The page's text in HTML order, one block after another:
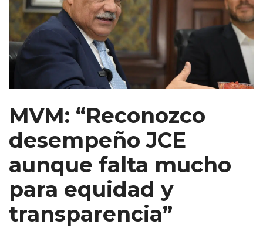
MVM: “Reconozco
desempeño JCE
aunque falta mucho
para equidad y
transparencia”